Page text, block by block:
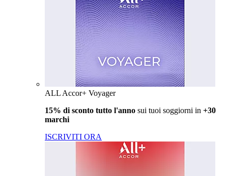
ALL Accor+ Voyager
15% di sconto tutto l'anno sui tuoi soggiorni in +30
marchi
ISCRIVITI ORA